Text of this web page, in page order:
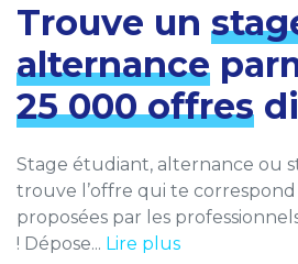
Trouve un
alternance
25 000 offres
Stage étudiant, alternance ou
trouve l’offre qui te
proposées par les
! Dépose... Lire plus